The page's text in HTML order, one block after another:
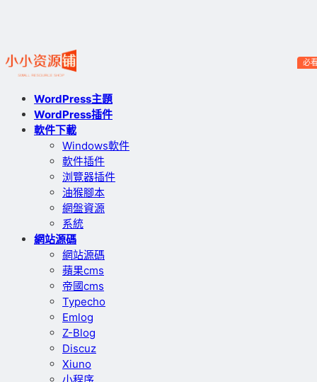
WordPress主題
WordPress插件
軟件下載
Windows軟件
軟件插件
浏覽器插件
油猴腳本
網盤資源
系統
網站源碼
網站源碼
蘋果cms
帝國cms
Typecho
Emlog
Z-Blog
Discuz
Xiuno
必